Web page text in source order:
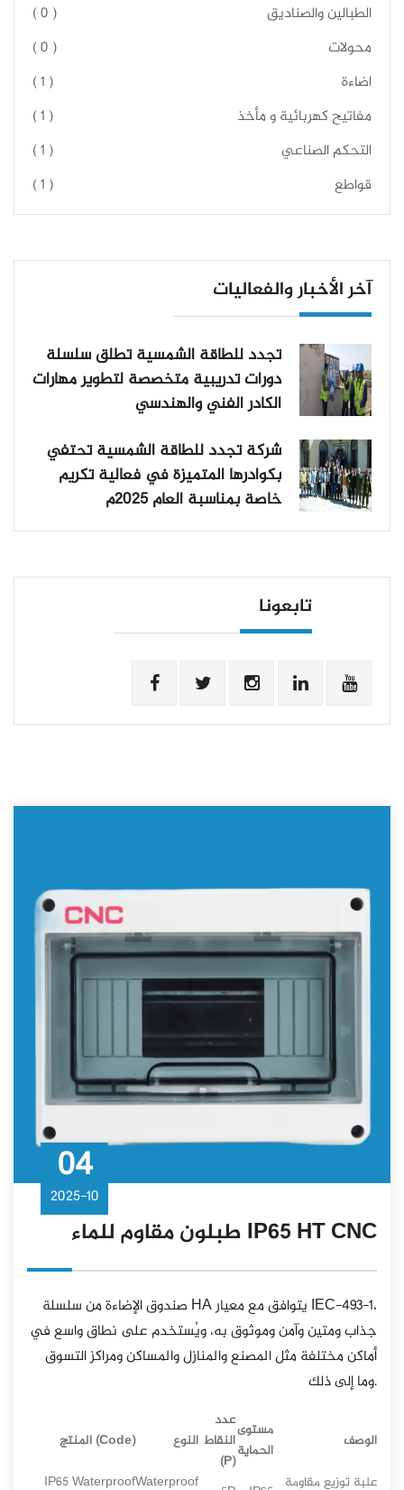
الطبالين والصناديق
( 0 )
محولات
( 0 )
اضاءة
( 1 )
مفاتيح كهربائية و مأخذ
( 1 )
التحكم الصناعي
( 1 )
قواطع
( 1 )
آخر الأخبار والفعاليات
تجدد للطاقة الشمسية تطلق سلسلة
دورات تدريبية متخصصة لتطوير مهارات
الكادر الفني والهندسي
شركة تجدد للطاقة الشمسية تحتفي
بكوادرها المتميزة في فعالية تكريم
خاصة بمناسبة العام 2025م
تابعونا
04
2025-10
طبلون مقاوم للماء IP65 HT CNC
صندوق الإضاءة من سلسلة HA يتوافق مع معيار IEC-493-1،
جذاب ومتين وآمن وموثوق به، ويُستخدم على نطاق واسع في
أماكن مختلفة مثل المصنع والمنازل والمساكن ومراكز التسوق
وما إلى ذلك.
المنتج (Code) النوع
عدد
النقاط
(P)
مستوى
الحماية
الوصف
IP65 WaterproofWaterproof علبة توزيع مقاومة